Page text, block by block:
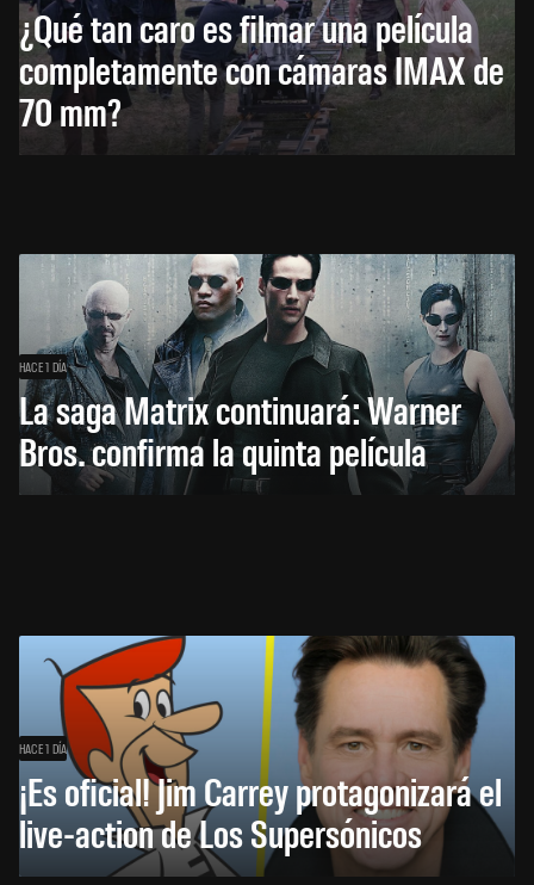
¿Qué tan caro es filmar una película
completamente con cámaras IMAX de
70 mm?
HACE 1 DÍA
La saga Matrix continuará: Warner
Bros. confirma la quinta película
HACE 1 DÍA
¡Es oficial! Jim Carrey protagonizará el
live-action de Los Supersónicos